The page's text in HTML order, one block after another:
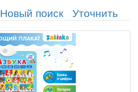
Новый поиск Уточнить